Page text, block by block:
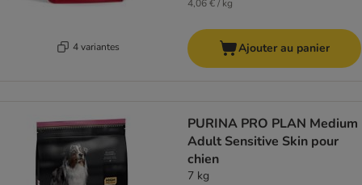
4 variantes
4,06 € / kg
Ajouter au panier
PURINA PRO PLAN Medium
Adult Sensitive Skin pour
chien
7 kg